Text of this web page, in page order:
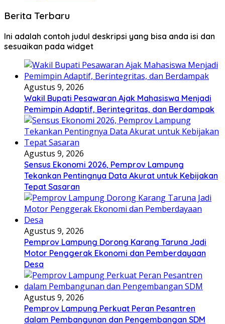
Berita Terbaru
Ini adalah contoh judul deskripsi yang bisa anda isi dan
sesuaikan pada widget
Agustus 9, 2026
Wakil Bupati Pesawaran Ajak Mahasiswa Menjadi
Pemimpin Adaptif, Berintegritas, dan Berdampak
Agustus 9, 2026
Sensus Ekonomi 2026, Pemprov Lampung
Tekankan Pentingnya Data Akurat untuk Kebijakan
Tepat Sasaran
Agustus 9, 2026
Pemprov Lampung Dorong Karang Taruna Jadi
Motor Penggerak Ekonomi dan Pemberdayaan
Desa
Agustus 9, 2026
Pemprov Lampung Perkuat Peran Pesantren
dalam Pembangunan dan Pengembangan SDM